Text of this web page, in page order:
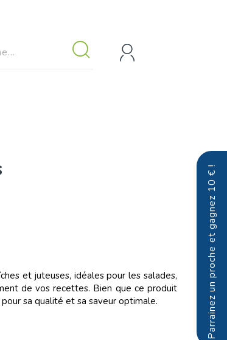
Parrainez un proche et gagnez 10 € !
et juteuses, idéales pour les salades,
de vos recettes. Bien que ce produit
sa qualité et sa saveur optimale.